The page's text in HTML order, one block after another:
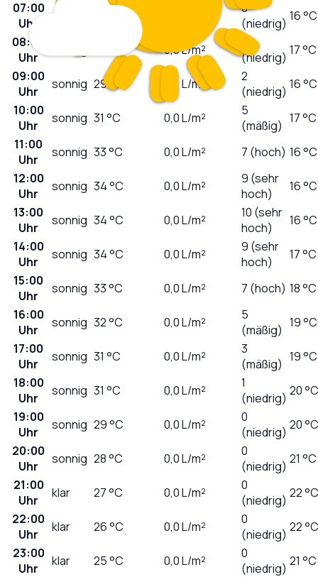
07:00
Uhr
sonnig
0
(niedrig) 16 °C
08:00
Uhr
0,0L/m²
(niedrig) 17 °C
09:00
Uhr
sonnig 29°C L/m²
2
(niedrig) 16 °C
10:00
Uhr
sonnig 31 °C 0,0L/m²
5
(mäßig) 17 °C
11:00
Uhr
sonnig 33°C 0,0L/m² 7 (hoch) 16 °C
12:00
Uhr
sonnig 34°C 0,0L/m²
9 (sehr
hoch)
16 °C
13:00
Uhr
sonnig 34°C 0,0L/m²
10 (sehr
hoch)
16 °C
14:00
Uhr
sonnig 34°C 0,0L/m²
9 (sehr
hoch)
17 °C
15:00
Uhr
sonnig 33°C 0,0L/m² 7 (hoch) 18 °C
16:00
Uhr
sonnig 32°C 0,0L/m²
5
(mäßig) 19 °C
17:00
Uhr
sonnig 31 °C 0,0L/m²
3
(mäßig) 19 °C
18:00
Uhr
sonnig 31 °C 0,0L/m²
1
(niedrig) 20 °C
19:00
Uhr
sonnig 29°C 0,0L/m²
0
(niedrig) 20 °C
20:00
Uhr
sonnig 28°C 0,0L/m²
0
(niedrig) 21 °C
21:00
Uhr
klar 27°C 0,0L/m²
0
(niedrig) 22 °C
22:00
Uhr
klar 26°C 0,0L/m²
0
(niedrig) 22 °C
23:00
Uhr
klar 25°C 0,0L/m²
0
(niedrig) 21 °C